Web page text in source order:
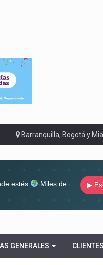
Barranquilla, Bogotá y
estés
Miles de
▶
GENERALES CLIENTES